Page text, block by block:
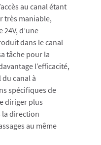
au canal étant
très maniable,
d’une
dans le canal
tâche pour la
l’efficacité,
canal à
spécifiques de
diriger plus
la direction
au même